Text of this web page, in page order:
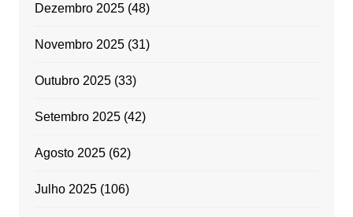
Dezembro 2025(48)
Novembro 2025(31)
Outubro 2025(33)
Setembro 2025(42)
Agosto 2025(62)
Julho 2025(106)